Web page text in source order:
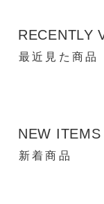
RECENTLY
最近見た商品
NEW ITEMS
新着商品